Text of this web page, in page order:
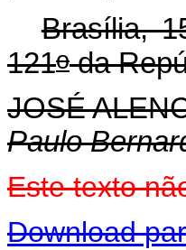
Brasília,
121oda
JOSÉ
Paulo
Este texto
Download